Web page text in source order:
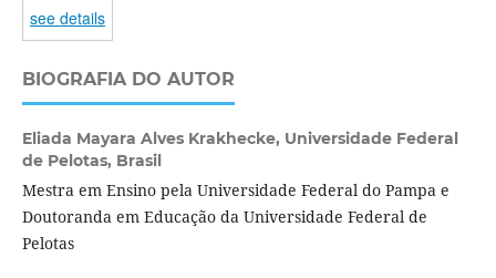
see details
BIOGRAFIA DO AUTOR
Eliada Mayara Alves Krakhecke, Universidade Federal
de Pelotas, Brasil
Mestra em Ensino pela Universidade Federal do Pampa e
Doutoranda em Educação da Universidade Federal de
Pelotas